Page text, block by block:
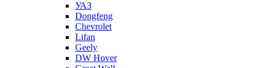
УАЗ
Dongfeng
Chevrolet
Lifan
Geely
DW Hover